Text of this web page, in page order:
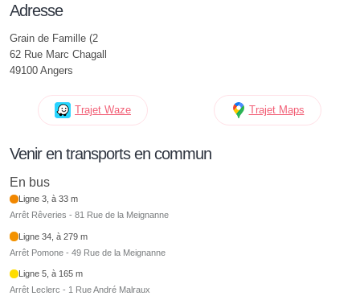
Adresse
Grain de Famille (2
62 Rue Marc Chagall
49100 Angers
Trajet Waze Trajet Maps
Venir en transports en commun
En bus
Ligne 3, à 33 m
Arrêt Rêveries - 81 Rue de la Meignanne
Ligne 34, à 279 m
Arrêt Pomone - 49 Rue de la Meignanne
Ligne 5, à 165 m
Arrêt Leclerc - 1 Rue André Malraux